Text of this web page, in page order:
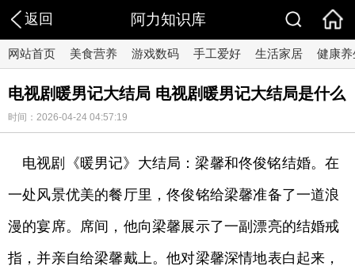
返回 阿力知识库
网站首页 美食营养 游戏数码 手工爱好 生活家居 健康养
电视剧暖男记大结局 电视剧暖男记大结局是什么
时间：2026-04-24 04:57:19
电视剧《暖男记》大结局：梁馨和佟俊铭结婚。在
一处风景优美的餐厅里，佟俊铭给梁馨准备了一道浪
漫的宴席。席间，他向梁馨展示了一副漂亮的结婚戒
指，并亲自给梁馨戴上。他对梁馨深情地表白起来，